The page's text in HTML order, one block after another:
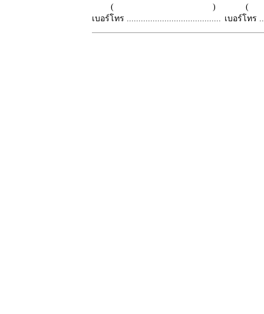
( )
เบอร์โทร ........................................ เบอร์โทร